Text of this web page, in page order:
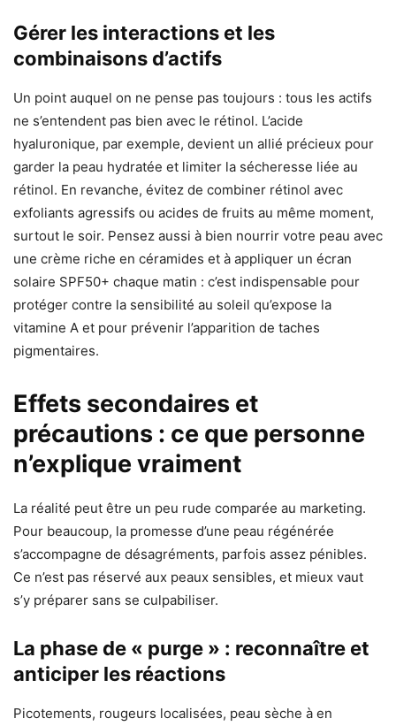
Gérer les interactions et les
combinaisons d’actifs
Un point auquel on ne pense pas toujours : tous les actifs
ne s’entendent pas bien avec le rétinol. L’acide
hyaluronique, par exemple, devient un allié précieux pour
garder la peau hydratée et limiter la sécheresse liée au
rétinol. En revanche, évitez de combiner rétinol avec
exfoliants agressifs ou acides de fruits au même moment,
surtout le soir. Pensez aussi à bien nourrir votre peau avec
une crème riche en céramides et à appliquer un écran
solaire SPF50+ chaque matin : c’est indispensable pour
protéger contre la sensibilité au soleil qu’expose la
vitamine A et pour prévenir l’apparition de taches
pigmentaires.
Effets secondaires et
précautions : ce que personne
n’explique vraiment
La réalité peut être un peu rude comparée au marketing.
Pour beaucoup, la promesse d’une peau régénérée
s’accompagne de désagréments, parfois assez pénibles.
Ce n’est pas réservé aux peaux sensibles, et mieux vaut
s’y préparer sans se culpabiliser.
La phase de « purge » : reconnaître et
anticiper les réactions
Picotements, rougeurs localisées, peau sèche à en